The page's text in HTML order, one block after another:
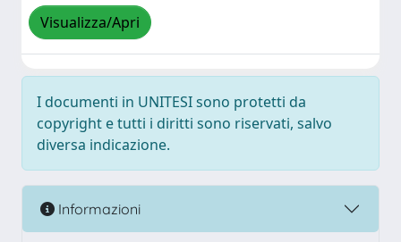
Visualizza/Apri
I documenti in UNITESI sono protetti da
copyright e tutti i diritti sono riservati, salvo
diversa indicazione.
Informazioni